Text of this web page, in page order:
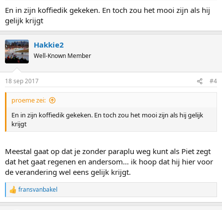
En in zijn koffiedik gekeken. En toch zou het mooi zijn als hij
gelijk krijgt
Hakkie2
Well-Known Member
18 sep 2017 #4
proeme zei:
En in zijn koffiedik gekeken. En toch zou het mooi zijn als hij gelijk
krijgt
Meestal gaat op dat je zonder paraplu weg kunt als Piet zegt
dat het gaat regenen en andersom... ik hoop dat hij hier voor
de verandering wel eens gelijk krijgt.
R
e
fransvanbakel